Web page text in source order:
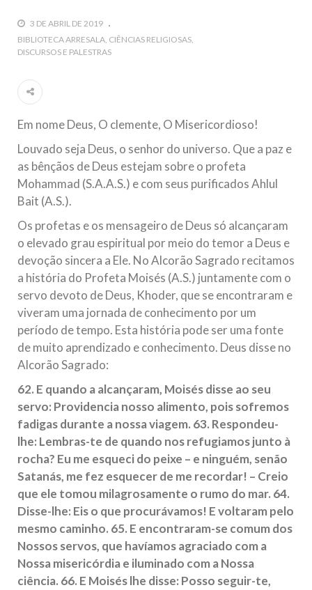
5 DE NOVEMBRO DE 2013
Ano Novo Islâmico e Início de Muharam
Islâmico no Brasil parabeniza a nação islâmica pela chegada
no ano novo muçulmano de 1435 Hejrita. Desejamos a
todos os irmãos e irmãs um novo
10 DE NOVEMBRO DE 2013
Falecimento do Imam Ali Ibn Al-Hussein
(A.S.)
Em nome de Deus, o Clemente, o Misericordioso! Diante da
muçulmanos, o Imam Ali Ibn Al-Hussein Ibn Ali Ibn Abi Táleb
NOTÍCIAS
3 DE JULHO DE 2014
Centro Islâmico no Brasil recebe o ex-
ministro das Relações Exteriores da
República Islâmica do Irã
Na noite da quinta-feira, 03 de Abril, o Centro Islâmico no
Brasil recebeu em sua sede, em São Paulo, o ex-ministro das
Relações Exteriores da República Islâmica do Irã, Sr. Kamal
3 DE ABRIL DE 2019
BIBLIOTECA ARRESALA CIÊNCIAS RELIGIOSAS
DISCURSOS E PALESTRAS
Em nome Deus, O clemente, O Misericordioso!
Louvado seja Deus, o senhor do universo. Que a paz e
as bênçãos de Deus estejam sobre o profeta
Mohammad (S.A.A.S.) e com seus purificados Ahlul
Bait (A.S.).
Os profetas e os mensageiro de Deus só alcançaram
o elevado grau espiritual por meio do temor a Deus e
devoção sincera a Ele. No Alcorão Sagrado recitamos
a história do Profeta Moisés (A.S.) juntamente com o
servo devoto de Deus, Khoder, que se encontraram e
viveram uma jornada de conhecimento por um
período de tempo. Esta história pode ser uma fonte
de muito aprendizado e conhecimento. Deus disse no
Alcorão Sagrado:
62. E quando a alcançaram, Moisés disse ao seu
servo: Providencia nosso alimento, pois sofremos
fadigas durante a nossa viagem. 63. Respondeu-
lhe: Lembras-te de quando nos refugiamos junto à
rocha? Eu me esqueci do peixe – e ninguém, senão
Satanás, me fez esquecer de me recordar! – Creio
que ele tomou milagrosamente o rumo do mar. 64.
Disse-lhe: Eis o que procurávamos! E voltaram pelo
mesmo caminho. 65. E encontraram-se comum dos
Nossos servos, que havíamos agraciado com a
Nossa misericórdia e iluminado com a Nossa
ciência. 66. E Moisés lhe disse: Posso seguir-te,